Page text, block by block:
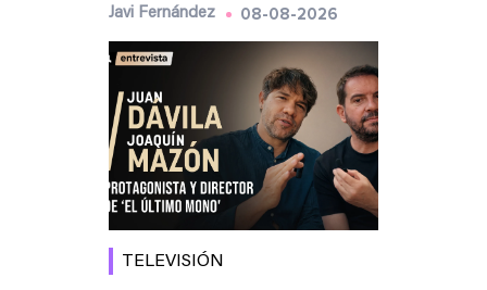
Javi Fernández 08-08-2026
TELEVISIÓN